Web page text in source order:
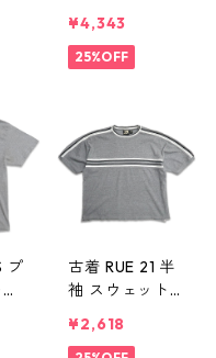
袖シャツ ネイ
ビー 表記：L
¥4,343
25%OFF
プ
古着 RUE 21 半
袖 スウェット
レー 表記：XL
¥2,618